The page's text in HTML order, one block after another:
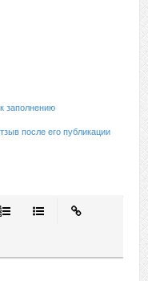
заполнению
после его публикации
Маркированный
Вставить
спойлера